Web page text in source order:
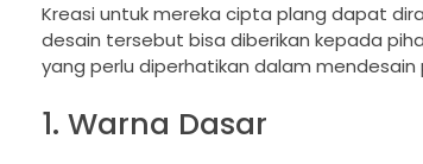
Kreasi untuk mereka cipta plang dapat
desain tersebut bisa diberikan kepada
yang perlu diperhatikan dalam mendesain
1. Warna Dasar